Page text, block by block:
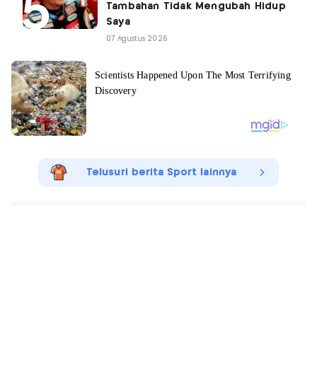
Tambahan Tidak Mengubah Hidup
Saya
07 Agustus 2026
Telusuri berita Sport lainnya